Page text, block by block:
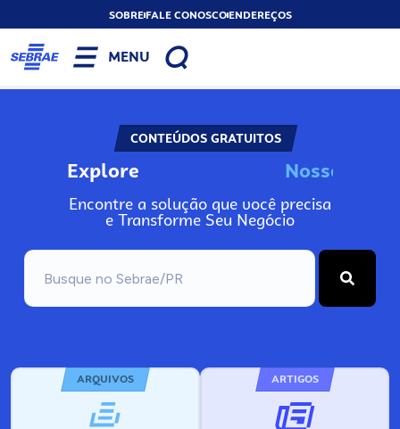
SOBREFALE CONOSCOENDEREÇOS
MENU
CONTEÚDOS GRATUITOS
Explore Nos
Encontre a solução que você precisa
e Transforme Seu Negócio
ARQUIVOS ARTIGOS